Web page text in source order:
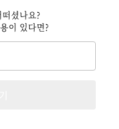
셨나요?
이 있다면?